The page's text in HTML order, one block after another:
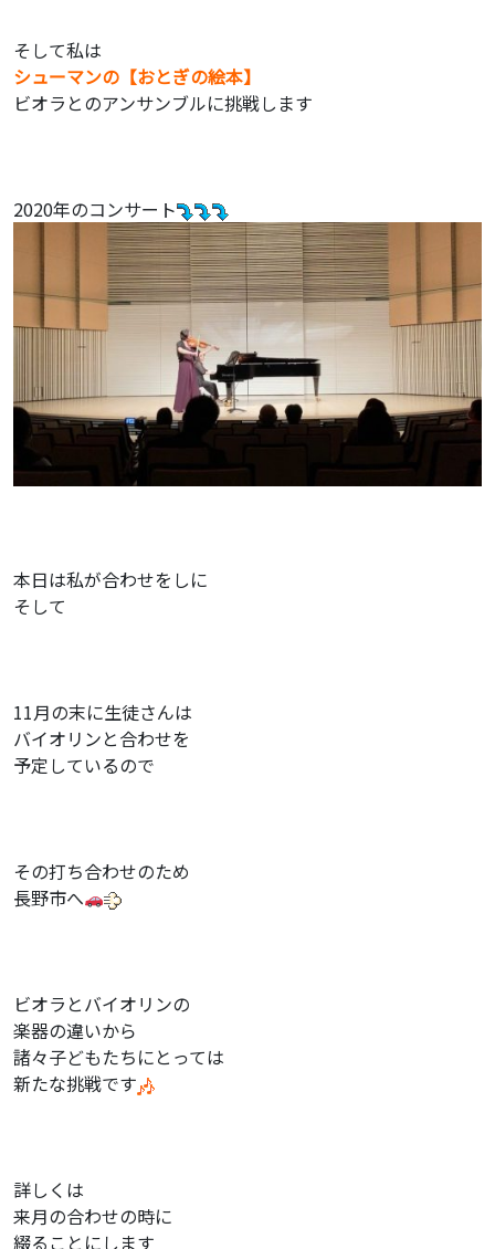
そして私は
シューマンの【おとぎの絵本】
ビオラとのアンサンブルに挑戦します
2020年のコンサート
本日は私が合わせをしに
そして
11月の末に生徒さんは
バイオリンと合わせを
予定しているので
その打ち合わせのため
長野市へ
ビオラとバイオリンの
楽器の違いから
諸々子どもたちにとっては
新たな挑戦です
詳しくは
来月の合わせの時に
綴ることにします